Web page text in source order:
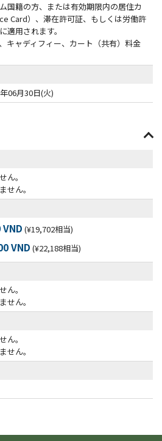
国籍の方、または有効期限内の居住カ
Card）、滞在許可証、もしくは労働許
適用されます。
キャディフィー、カート（共有）料金
06月30日(火)
ん。
せん。
(¥19,702相当)
VND (¥22,188相当)
ん。
せん。
ん。
せん。